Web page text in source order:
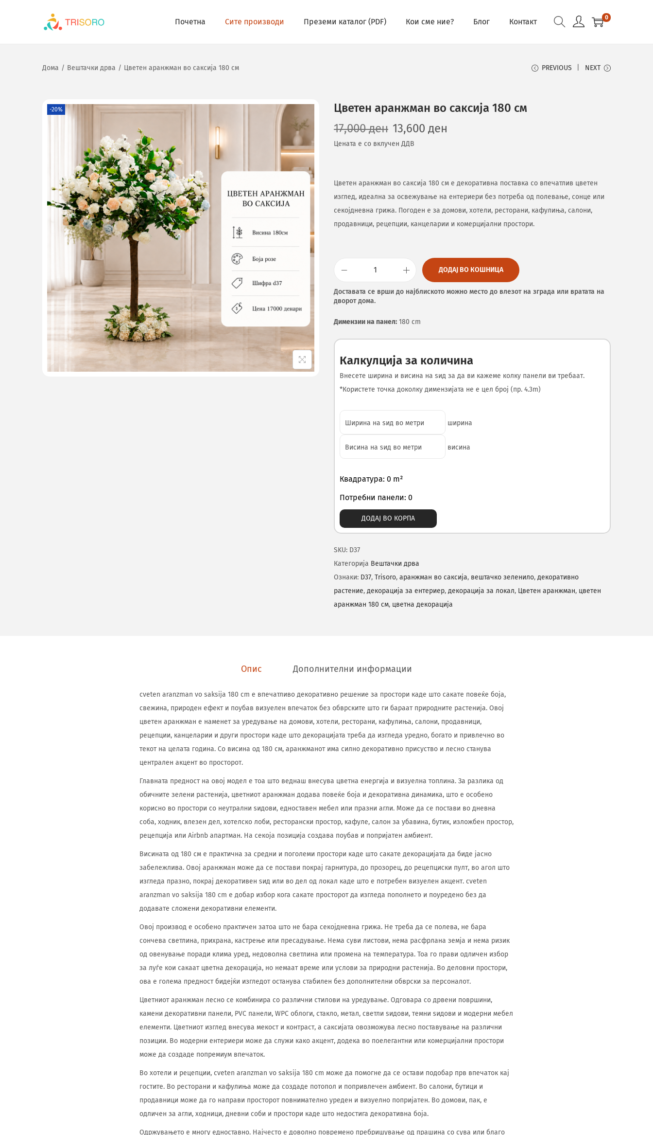
Почетна Сите производи Преземи каталог (PDF) Кои сме ние? Блог Контакт 0
Дома / Вештачки дрва / Цветен аранжман во саксија 180 см PREVIOUS NEXT
-20%
Цветен аранжман во саксија 180 см
17,000ден 13,600 ден
Цената е со вклучен ДДВ
Цветен аранжман во саксија 180 см е декоративна поставка со впечатлив цветен
изглед, идеална за освежување на ентериери без потреба од полевање, сонце или
секојдневна грижа. Погоден е за домови, хотели, ресторани, кафулиња, салони,
продавници, рецепции, канцеларии и комерцијални простори.
ДОДАЈ ВО КОШНИЦА
Доставата се врши до најблиското можно место до влезот на зграда или вратата на
дворот дома.
Димензии на панел: 180 cm
Калкулција за количина
Внесете ширина и висина на ѕид за да ви кажеме колку панели ви требаат.
*Користете точка доколку димензијата не е цел број (пр. 4.3m)
ширина
висина
Квадратура: 0 m²
Потребни панели: 0
ДОДАЈ ВО КОРПА
SKU: D37
Категорија Вештачки дрва
Ознаки: D37, Trisoro, аранжман во саксија, вештачко зеленило, декоративно
растение, декорација за ентериер, декорација за локал, Цветен аранжман, цветен
аранжман 180 см, цветна декорација
Опис Дополнителни информации
cveten aranzman vo saksija 180 cm е впечатливо декоративно решение за простори каде што сакате повеќе боја,
свежина, природен ефект и поубав визуелен впечаток без обврските што ги бараат природните растенија. Овој
цветен аранжман е наменет за уредување на домови, хотели, ресторани, кафулиња, салони, продавници,
рецепции, канцеларии и други простори каде што декорацијата треба да изгледа уредно, богато и привлечно во
текот на целата година. Со висина од 180 см, аранжманот има силно декоративно присуство и лесно станува
централен акцент во просторот.
Главната предност на овој модел е тоа што веднаш внесува цветна енергија и визуелна топлина. За разлика од
обичните зелени растенија, цветниот аранжман додава повеќе боја и декоративна динамика, што е особено
корисно во простори со неутрални ѕидови, едноставен мебел или празни агли. Може да се постави во дневна
соба, ходник, влезен дел, хотелско лоби, ресторански простор, кафуле, салон за убавина, бутик, изложбен простор,
рецепција или Airbnb апартман. На секоја позиција создава поубав и попријатен амбиент.
Висината од 180 см е практична за средни и поголеми простори каде што сакате декорацијата да биде јасно
забележлива. Овој аранжман може да се постави покрај гарнитура, до прозорец, до рецепциски пулт, во агол што
изгледа празно, покрај декоративен ѕид или во дел од локал каде што е потребен визуелен акцент. cveten
aranzman vo saksija 180 cm е добар избор кога сакате просторот да изгледа пополнето и поуредено без да
додавате сложени декоративни елементи.
Овој производ е особено практичен затоа што не бара секојдневна грижа. Не треба да се полева, не бара
сончева светлина, прихрана, кастрење или пресадување. Нема суви листови, нема расфрлана земја и нема ризик
од овенување поради клима уред, недоволна светлина или промена на температура. Тоа го прави одличен избор
за луѓе кои сакаат цветна декорација, но немаат време или услови за природни растенија. Во деловни простори,
ова е голема предност бидејќи изгледот останува стабилен без дополнителни обврски за персоналот.
Цветниот аранжман лесно се комбинира со различни стилови на уредување. Одговара со дрвени површини,
камени декоративни панели, PVC панели, WPC облоги, стакло, метал, светли ѕидови, темни ѕидови и модерни мебел
елементи. Цветниот изглед внесува мекост и контраст, а саксијата овозможува лесно поставување на различни
позиции. Во модерни ентериери може да служи како акцент, додека во поелегантни или комерцијални простори
може да создаде попремиум впечаток.
Во хотели и рецепции, cveten aranzman vo saksija 180 cm може да помогне да се остави подобар прв впечаток кај
гостите. Во ресторани и кафулиња може да создаде потопол и попривлечен амбиент. Во салони, бутици и
продавници може да го направи просторот повнимателно уреден и визуелно попријатен. Во домови, пак, е
одличен за агли, ходници, дневни соби и простори каде што недостига декоративна боја.
Одржувањето е многу едноставно. Најчесто е доволно повремено пребришување од прашина со сува или благо